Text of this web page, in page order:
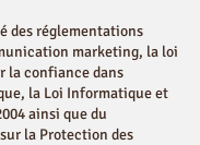
des réglementations
marketing, la loi
la confiance dans
la Loi Informatique et
ainsi que du
la Protection des